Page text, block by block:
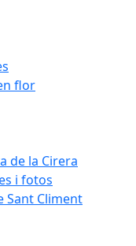
flor
de la Cirera
i fotos
Sant Climent